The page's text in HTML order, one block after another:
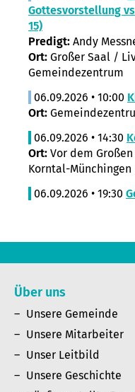
Gottesvorstellung
15)
Predigt: Andy
Ort: Großer Saal /
Gemeindezentrum
06.09.2026 • 10:00
Ort:
06.09.2026 • 14:30
Ort: Vor dem
Korntal-Münchingen
06.09.2026 • 19:30
Über uns
Unsere Gemeinde
Unsere Mitarbeiter
Unser Leitbild
Unsere Geschichte